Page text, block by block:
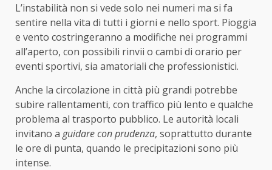
L’instabilità non si vede solo nei numeri ma si fa
sentire nella vita di tutti i giorni e nello sport. Pioggia
e vento costringeranno a modifiche nei programmi
all’aperto, con possibili rinvii o cambi di orario per
eventi sportivi, sia amatoriali che professionistici.
Anche la circolazione in città più grandi potrebbe
subire rallentamenti, con traffico più lento e qualche
problema al trasporto pubblico. Le autorità locali
invitano a guidare con prudenza, soprattutto durante
le ore di punta, quando le precipitazioni sono più
intense.